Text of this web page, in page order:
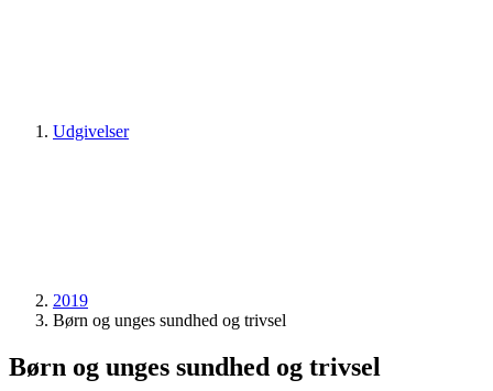
Udgivelser
2019
Børn og unges sundhed og trivsel
Børn og unges sundhed og trivsel